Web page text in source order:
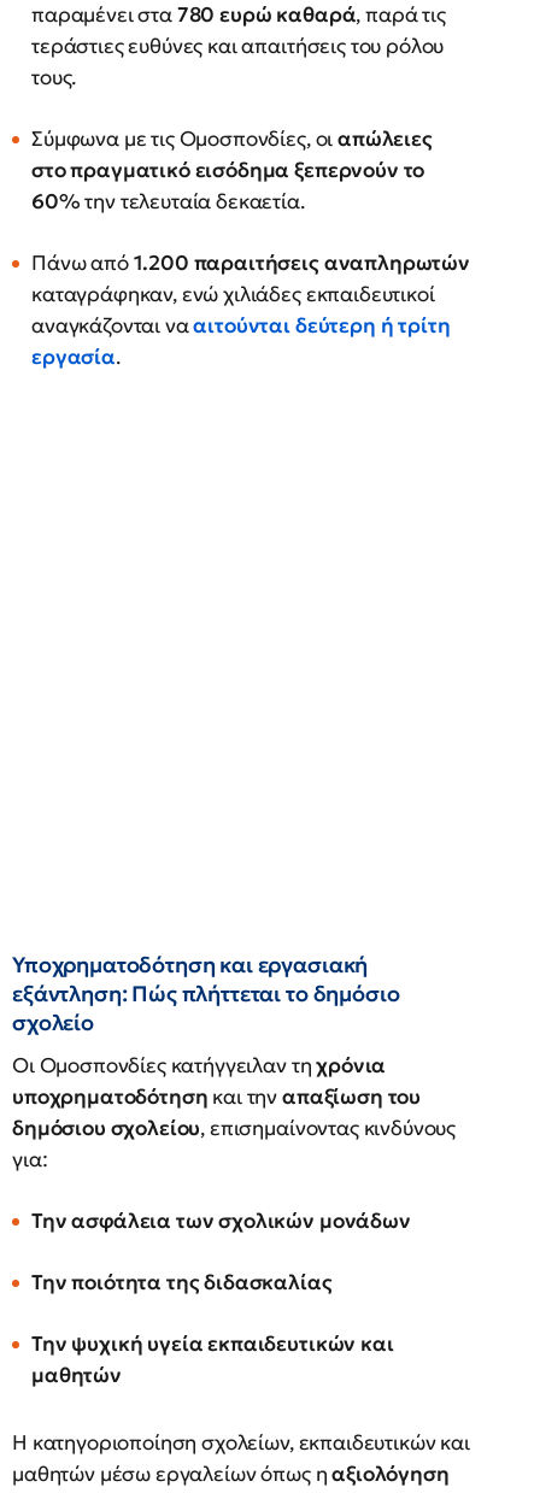
παραμένει στα780 ευρώ καθαρά, παρά τις
τεράστιες ευθύνες και απαιτήσεις του ρόλου
τους.
Σύμφωνα με τις Ομοσπονδίες, οιαπώλειες
στο πραγματικό εισόδημα ξεπερνούν το
60%την τελευταία δεκαετία.
Πάνω από1.200 παραιτήσεις αναπληρωτών
καταγράφηκαν, ενώ χιλιάδες εκπαιδευτικοί
αναγκάζονται νααιτούνταιδεύτερη ή τρίτη
εργασία.
Υποχρηματοδότηση και εργασιακή
εξάντληση: Πώς πλήττεται το δημόσιο
σχολείο
Οι Ομοσπονδίες κατήγγειλαν τηχρόνια
υποχρηματοδότηση και τηναπαξίωση του
δημόσιου σχολείου, επισημαίνοντας κινδύνους
για:
Την ασφάλεια των σχολικών μονάδων
Την ποιότητα της διδασκαλίας
Την ψυχική υγεία εκπαιδευτικών και
μαθητών
Η κατηγοριοποίηση σχολείων, εκπαιδευτικών και
μαθητών μέσω εργαλείων όπως ηαξιολόγηση